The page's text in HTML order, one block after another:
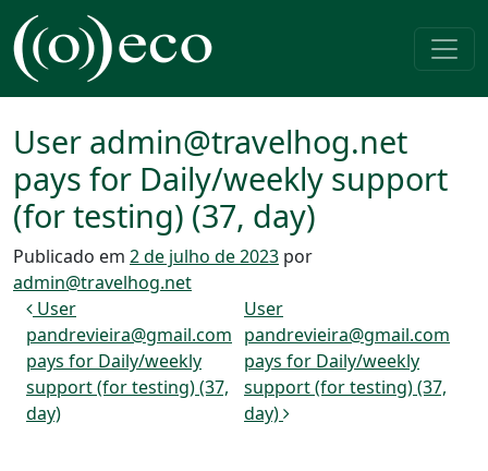
Pular para o conteúdo
Navegação principal
User admin@travelhog.net
pays for Daily/weekly support
(for testing) (37, day)
Publicado em 2 de julho de 2023 por
admin@travelhog.net
Navegação de post
User
pandrevieira@gmail.com
pays for Daily/weekly
support (for testing) (37,
day)
User
pandrevieira@gmail.com
pays for Daily/weekly
support (for testing) (37,
day)